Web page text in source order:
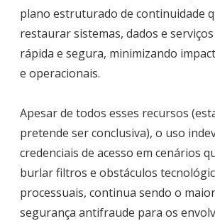
plano estruturado de continuidade
restaurar sistemas, dados e
rápida e segura, minimizando
e operacionais.
Apesar de todos esses recursos
pretende ser conclusiva), o uso
credenciais de acesso em cenários
burlar filtros e obstáculos
processuais, continua sendo o
segurança antifraude para os